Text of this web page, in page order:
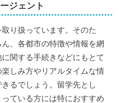
ジェント
り扱っています。そのた
、各都市の特徴や情報を網
関する手続きなどにもとて
しみ方やリアルタイムな情
るでしょう。留学先とし
ている方には特におすすめ